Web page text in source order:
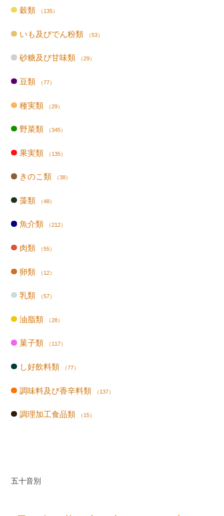
穀類 （135）
いも及びでん粉類 （53）
砂糖及び甘味類 （29）
豆類 （77）
種実類 （29）
野菜類 （345）
果実類 （135）
きのこ類 （38）
藻類 （48）
魚介類 （212）
肉類 （55）
卵類 （12）
乳類 （57）
油脂類 （28）
菓子類 （117）
し好飲料類 （77）
調味料及び香辛料類 （137）
調理加工食品類 （15）
五十音別